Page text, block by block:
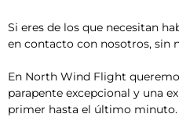
Si eres de los que necesitan
en contacto con nosotros, sin
En North Wind Flight
parapente excepcional y una
primer hasta el último minuto.